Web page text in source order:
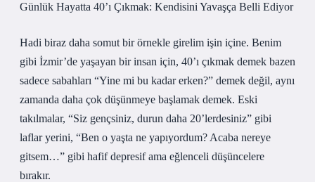
Günlük Hayatta 40’ı Çıkmak: Kendisini Yavaşça Belli Ediyor
Hadi biraz daha somut bir örnekle girelim işin içine. Benim
gibi İzmir’de yaşayan bir insan için, 40’ı çıkmak demek bazen
sadece sabahları “Yine mi bu kadar erken?” demek değil, aynı
zamanda daha çok düşünmeye başlamak demek. Eski
takılmalar, “Siz gençsiniz, durun daha 20’lerdesiniz” gibi
laflar yerini, “Ben o yaşta ne yapıyordum? Acaba nereye
gitsem…” gibi hafif depresif ama eğlenceli düşüncelere
bırakır.